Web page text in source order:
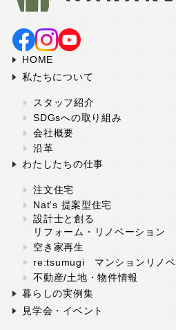
家づくり無料相談会
HOME
私たちについて
スタッフ紹介
SDGsへの取り組み
会社概要
沿革
わたしたちの仕事
注文住宅
Nat's 提案型住宅
設計士と創る
リフォーム・リノベーション
空き家再生
re:tsumugi マンションリノベ
不動産/土地・物件情報
暮らしの実例集
見学会・イベント